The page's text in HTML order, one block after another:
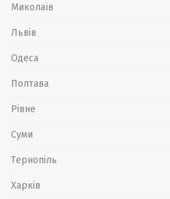
Миколаїв
Львів
Одеса
Полтава
Рівне
Суми
Тернопіль
Харків